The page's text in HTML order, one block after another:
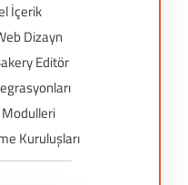
İçerik
Dizayn
Editör
Kuruluşları